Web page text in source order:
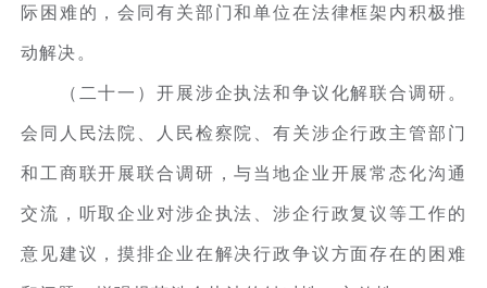
际困难的，会同有关部门和单位在法律框架内积极推
动解决。
（二十一）开展涉企执法和争议化解联合调研。
会同人民法院、人民检察院、有关涉企行政主管部门
和工商联开展联合调研，与当地企业开展常态化沟通
交流，听取企业对涉企执法、涉企行政复议等工作的
意见建议，摸排企业在解决行政争议方面存在的困难